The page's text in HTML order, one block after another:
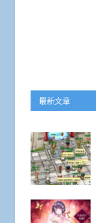
最新文章